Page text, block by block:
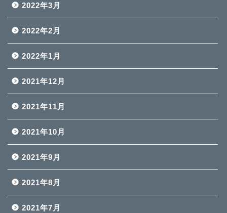
2022年3月
2022年2月
2022年1月
2021年12月
2021年11月
2021年10月
2021年9月
2021年8月
2021年7月